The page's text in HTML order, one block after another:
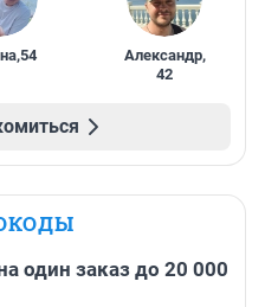
,54 Александр,
42
один заказ до 20 000